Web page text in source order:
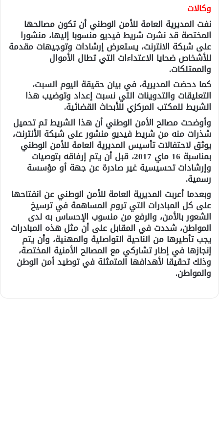
وكالات
نفت المديرية العامة للأمن الوطني أن تكون مصالحها
المختصة قد نشرت شريط فيديو منسوبا إليها، منشورا
على شبكة الانترنت، يستعرض إرشادات وتوجيهات مقدمة
للأشخاص ضحايا الاعتداءات التي تطال الأموال
والممتلكات.
كما دحضت المديرية، في بيان حقيقة اليوم السبت،
التعليقات والتدوينات التي نسبت إعداد وتوضيب هذا
الشريط للمكتب المركزي للأبحاث القضائية.
وأوضحت مصالح الأمن الوطني أن هذا الشريط تم تحميل
شذرات منه من شريط فيديو منشور على شبكة الأنترنت،
يوثق لاحتفالات تأسيس المديرية العامة للأمن الوطني
بمناسبة 16 ماي 2017، قبل أن يتم إرفاقه بتوصيات
وإرشادات تحسيسية غير صادرة عن جهة أو مؤسسة
رسمية.
وبعدما أعربت المديرية العامة للأمن الوطني عن انفتاحها
على كل المبادرات التي تروم المساهمة في ترسيخ
الشعور بالأمن، والرفع من منسوب الإحساس به لدى
المواطن، شددت في المقابل على أن مثل هذه المبادرات
يجب تأطيرها من الناحية التواصلية والمهنية، وأن يتم
إنجازها في إطار تشاركي مع المصالح الأمنية المختصة،
وذلك تحقيقا لأهدافها المتمثلة في توطيد أمن الوطن
والمواطن.